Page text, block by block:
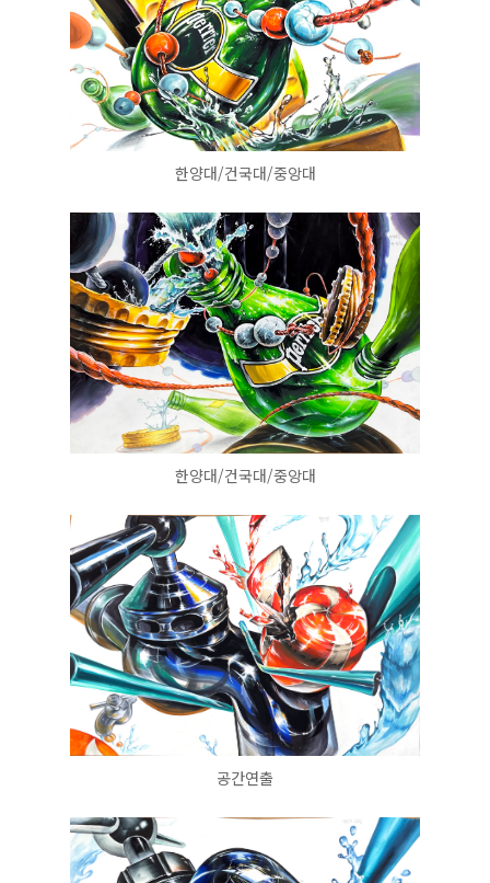
한양대/건국대/중앙대
한양대/건국대/중앙대
공간연출